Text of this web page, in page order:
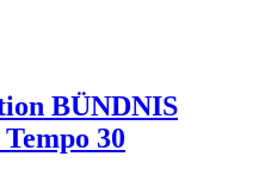
BÜNDNIS
30